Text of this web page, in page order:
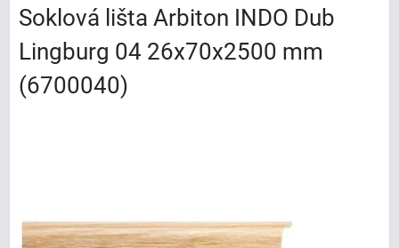
Soklová lišta Arbiton INDO Dub
Lingburg 04 26x70x2500 mm
(6700040)